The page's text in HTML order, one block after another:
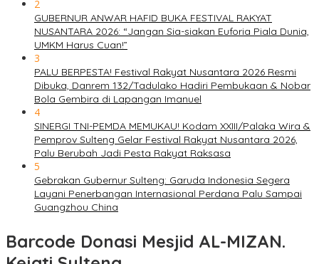
2
GUBERNUR ANWAR HAFID BUKA FESTIVAL RAKYAT
NUSANTARA 2026: “Jangan Sia-siakan Euforia Piala Dunia,
UMKM Harus Cuan!”
3
PALU BERPESTA! Festival Rakyat Nusantara 2026 Resmi
Dibuka, Danrem 132/Tadulako Hadiri Pembukaan & Nobar
Bola Gembira di Lapangan Imanuel
4
SINERGI TNI-PEMDA MEMUKAU! Kodam XXIII/Palaka Wira &
Pemprov Sulteng Gelar Festival Rakyat Nusantara 2026,
Palu Berubah Jadi Pesta Rakyat Raksasa
5
Gebrakan Gubernur Sulteng: Garuda Indonesia Segera
Layani Penerbangan Internasional Perdana Palu Sampai
Guangzhou China
Barcode Donasi Mesjid AL-MIZAN.